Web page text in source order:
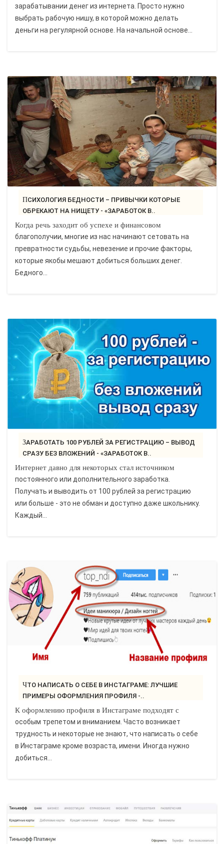
зарабатывании денег из интернета. Просто нужно
выбрать рабочую нишу, в которой можно делать
деньги на регулярной основе. На начальной основе...
ПСИХОЛОГИЯ БЕДНОСТИ – ПРИВЫЧКИ КОТОРЫЕ
ОБРЕКАЮТ НА НИЩЕТУ - «ЗАРАБОТОК В..
Когда речь заходит об успехе и финансовом
благополучии, многие из нас начинают сетовать на
превратности судьбы, невезение и прочие факторы,
которые якобы мешают добиться больших денег.
Бедного...
ЗАРАБОТАТЬ 100 РУБЛЕЙ ЗА РЕГИСТРАЦИЮ – ВЫВОД
СРАЗУ БЕЗ ВЛОЖЕНИЙ - «ЗАРАБОТОК В..
Интернет давно для некоторых стал источником
постоянного или дополнительного заработка.
Получать и выводить от 100 рублей за регистрацию
или больше - это не обман и доступно даже школьнику.
Каждый...
ЧТО НАПИСАТЬ О СЕБЕ В ИНСТАГРАМЕ: ЛУЧШИЕ
ПРИМЕРЫ ОФОРМЛЕНИЯ ПРОФИЛЯ -..
К оформлению профиля в Инстаграме подходят с
особым трепетом и вниманием. Часто возникает
трудность и некоторые не знают, что написать о себе
в Инстаграме кроме возраста, имени. Иногда нужно
добиться...